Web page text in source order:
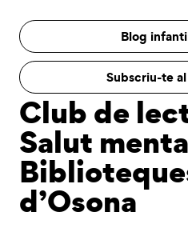
Blog
Subscriu-te
Club de
Salut
d’Osona